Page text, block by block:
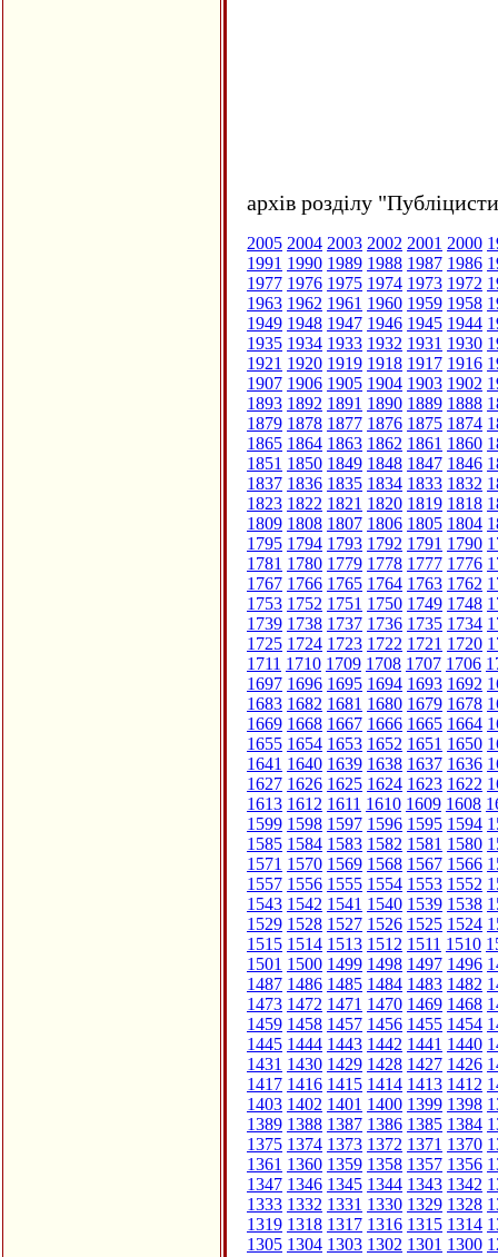
архів розділу
2005 2004 2003 2002 2001 2000
1991 1990 1989 1988 1987 1986
1977 1976 1975 1974 1973 1972
1963 1962 1961 1960 1959 1958
1949 1948 1947 1946 1945 1944
1935 1934 1933 1932 1931 1930
1921 1920 1919 1918 1917 1916
1907 1906 1905 1904 1903 1902
1893 1892 1891 1890 1889 1888
1879 1878 1877 1876 1875 1874
1865 1864 1863 1862 1861 1860
1851 1850 1849 1848 1847 1846
1837 1836 1835 1834 1833 1832
1823 1822 1821 1820 1819 1818
1809 1808 1807 1806 1805 1804
1795 1794 1793 1792 1791 1790
1781 1780 1779 1778 1777 1776
1767 1766 1765 1764 1763 1762
1753 1752 1751 1750 1749 1748
1739 1738 1737 1736 1735 1734
1725 1724 1723 1722 1721 1720
1711 1710 1709 1708 1707 1706
1697 1696 1695 1694 1693 1692
1683 1682 1681 1680 1679 1678
1669 1668 1667 1666 1665 1664
1655 1654 1653 1652 1651 1650
1641 1640 1639 1638 1637 1636
1627 1626 1625 1624 1623 1622
1613 1612 1611 1610 1609 1608
1599 1598 1597 1596 1595 1594
1585 1584 1583 1582 1581 1580
1571 1570 1569 1568 1567 1566
1557 1556 1555 1554 1553 1552
1543 1542 1541 1540 1539 1538
1529 1528 1527 1526 1525 1524
1515 1514 1513 1512 1511 1510
1501 1500 1499 1498 1497 1496
1487 1486 1485 1484 1483 1482
1473 1472 1471 1470 1469 1468
1459 1458 1457 1456 1455 1454
1445 1444 1443 1442 1441 1440
1431 1430 1429 1428 1427 1426
1417 1416 1415 1414 1413 1412
1403 1402 1401 1400 1399 1398
1389 1388 1387 1386 1385 1384
1375 1374 1373 1372 1371 1370
1361 1360 1359 1358 1357 1356
1347 1346 1345 1344 1343 1342
1333 1332 1331 1330 1329 1328
1319 1318 1317 1316 1315 1314
1305 1304 1303 1302 1301 1300